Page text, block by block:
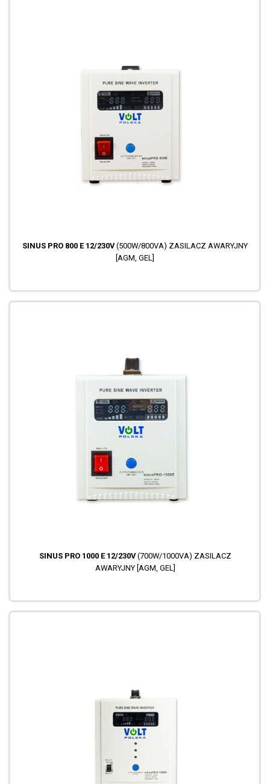
SINUS PRO 800 E 12/230V(500W/800VA) ZASILACZ AWARYJNY
[AGM, GEL]
SINUS PRO 1000 E 12/230V(700W/1000VA) ZASILACZ
AWARYJNY [AGM, GEL]